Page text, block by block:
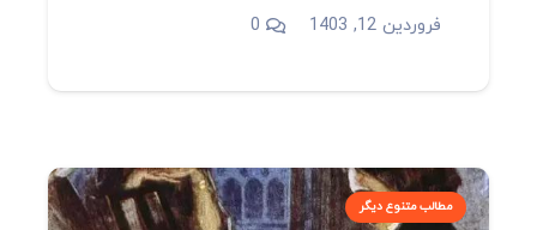
فروردین 12, 1403 0
مطالب متنوع دیگر